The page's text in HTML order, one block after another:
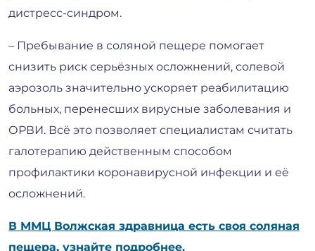
дистресс-синдром.
– Пребывание в соляной пещере помогает
снизить риск серьёзных осложнений, солевой
аэрозоль значительно ускоряет реабилитацию
больных, перенесших вирусные заболевания и
ОРВИ. Всё это позволяет специалистам считать
галотерапию действенным способом
профилактики коронавирусной инфекции и её
осложнений.
В ММЦ Волжская здравница есть своя соляная
пещера, узнайте подробнее.